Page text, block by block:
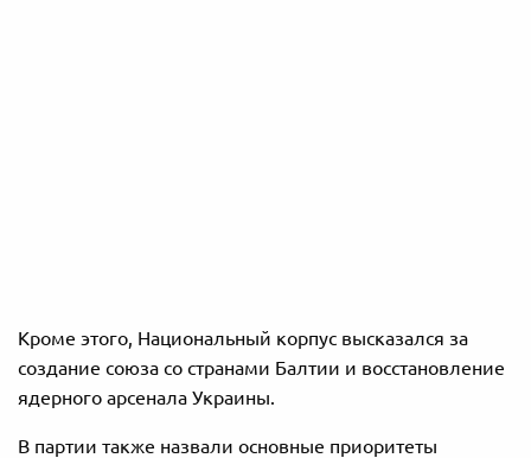
Кроме этого, Национальный корпус высказался за
создание союза со странами Балтии и восстановление
ядерного арсенала Украины.
В партии также назвали основные приоритеты